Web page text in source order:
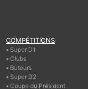
COMPÉTITIONS
Super D1
Clubs
Buteurs
Super D2
Coupe du Président